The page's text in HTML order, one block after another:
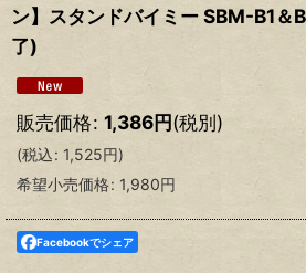
ン】スタンドバイミー SBM-B1＆
了)
販売価格: 1,386円(税別)
(税込: 1,525円)
希望小売価格: 1,980円
Facebookでシェア